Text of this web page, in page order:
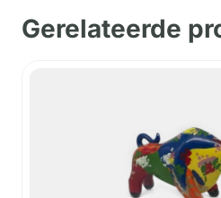
Gerelateerde